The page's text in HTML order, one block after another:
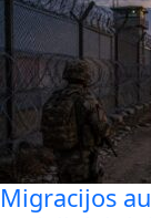
Migracijos